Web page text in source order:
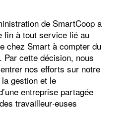
de SmartCoop a
fin à tout service lié au
chez Smart à compter du
Par cette décision, nous
nos efforts sur notre
gestion et le
entreprise partagée
travailleur·euses